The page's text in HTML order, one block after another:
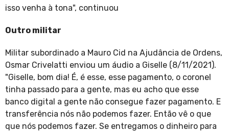
isso venha à tona", continuou
Outro militar
Militar subordinado a Mauro Cid na Ajudância de Ordens,
Osmar Crivelatti enviou um áudio a Giselle (8/11/2021).
"Giselle, bom dia! É, é esse, esse pagamento, o coronel
tinha passado para a gente, mas eu acho que esse
banco digital a gente não consegue fazer pagamento. E
transferência nós não podemos fazer. Então vê o que
que nós podemos fazer. Se entregamos o dinheiro para